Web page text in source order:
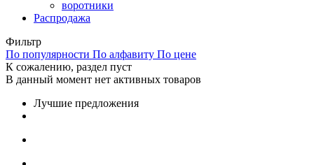
воротники
Распродажа
Фильтр
По популярности По алфавиту По цене
К сожалению, раздел пуст
В данный момент нет активных товаров
Лучшие предложения